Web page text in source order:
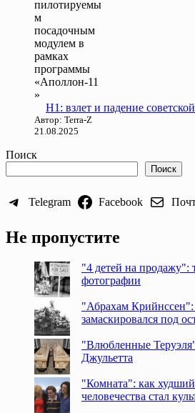
Н1: взлет и падение
Автор: Terra-Z
21.08.2025
Поиск
Поиск
Telegram Facebook
Не пропустите
"4 детей на продажу":
фотографии
"Абрахам Крийнссен":
замаскировался под
"Влюбленные
Джульетта
"Комната": как
человечества стал